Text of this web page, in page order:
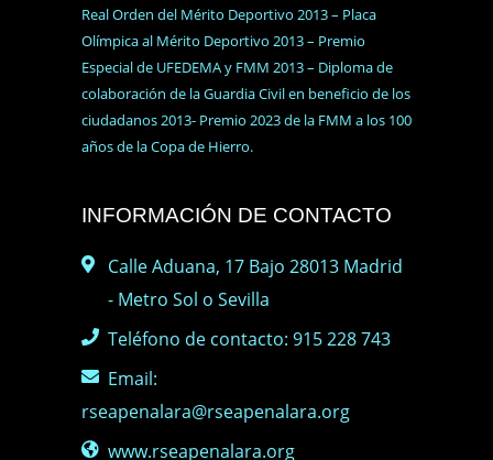
Real Orden del Mérito Deportivo 2013 – Placa
Olímpica al Mérito Deportivo 2013 – Premio
Especial de UFEDEMA y FMM 2013 – Diploma de
colaboración de la Guardia Civil en beneficio de los
ciudadanos 2013- Premio 2023 de la FMM a los 100
años de la Copa de Hierro.
INFORMACIÓN DE CONTACTO
Calle Aduana, 17 Bajo 28013 Madrid
- Metro Sol o Sevilla
Teléfono de contacto: 915 228 743
Email:
rseapenalara@rseapenalara.org
www.rseapenalara.org